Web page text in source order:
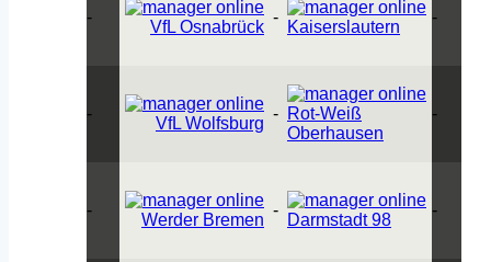
-
VfL Osnabrück
-
Kaiserslautern
-
-
VfL Wolfsburg
- Rot-Weiß
Oberhausen
-
-
Werder Bremen
-
Darmstadt 98
-